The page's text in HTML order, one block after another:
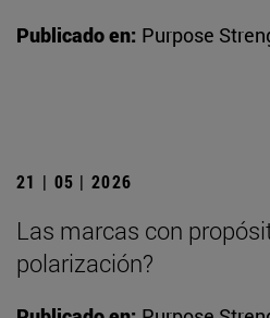
Publicado en: Purpose
21 | 05 | 2026
Las marcas con
polarización?